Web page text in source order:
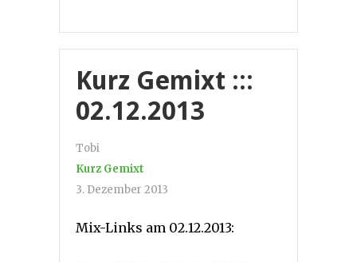
Kurz Gemixt :::
02.12.2013
Tobi
Kurz Gemixt
3. Dezember 2013
Mix-Links am 02.12.2013: